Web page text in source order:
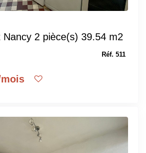
2 pièce(s) 39.54 m2
Réf. 511